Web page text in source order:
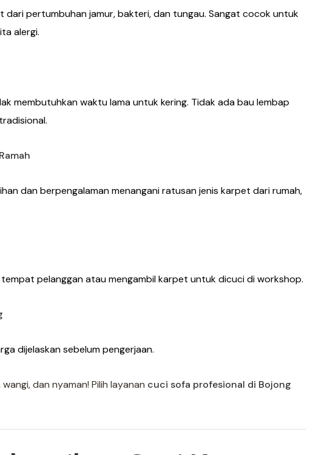
pertumbuhan jamur, bakteri, dan tungau. Sangat cocok untuk
alergi.
membutuhkan waktu lama untuk kering. Tidak ada bau lembap
dan berpengalaman menangani ratusan jenis karpet dari rumah,
pelanggan atau mengambil karpet untuk dicuci di workshop.
dijelaskan sebelum pengerjaan.
dan nyaman! Pilih layanan cuci sofa profesional di Bojong